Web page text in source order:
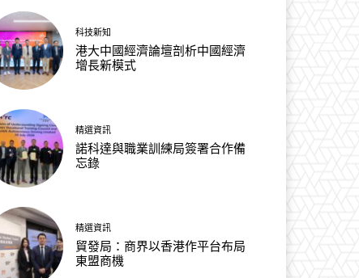
科技新知
港大中國經濟論壇剖析中國經濟
增長新模式
精選資訊
諾科達與職業訓練局簽署合作備
忘錄
精選資訊
貿發局：商界以香港作平台布局
東盟商機